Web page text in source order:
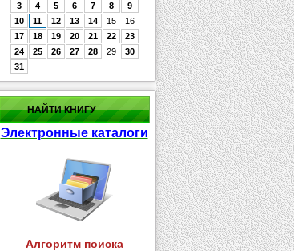
3
4 5 6 7 8
9
10
11 12 13 14 15
16
17
18 19 20 21 22
23
24
25 26 27 28 29
30
31
НАЙТИ КНИГУ
Электронные каталоги
Алгоритм поиска